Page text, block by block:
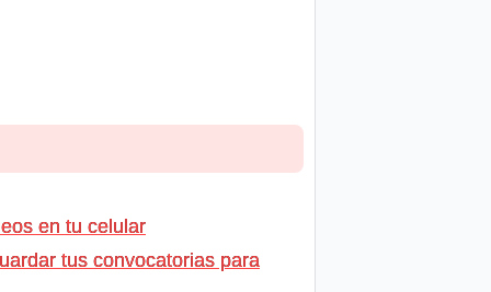
en tu celular
tus convocatorias para